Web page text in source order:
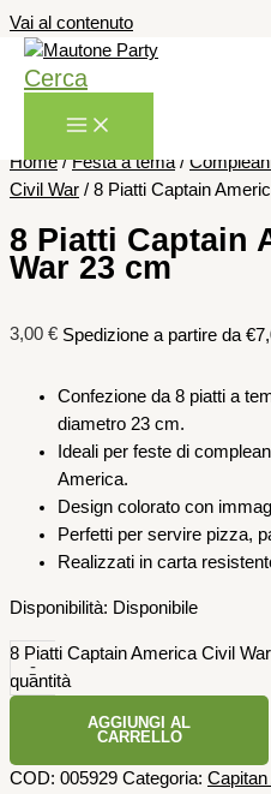
Vai al contenuto
Cerca
Home/Festa a tema /
Civil War / 8 Piatti Captain
8 Piatti Captain
War 23 cm
3,00 € Spedizione a partire da
Confezione da 8 piatti a
diametro 23 cm.
Ideali per feste di
America.
Design colorato con
Perfetti per servire pizza,
Realizzati in carta
Disponibilità: Disponibile
-
8 Piatti Captain America Civil
quantità
AGGIUNGI AL
CARRELLO
COD: 005929 Categoria: